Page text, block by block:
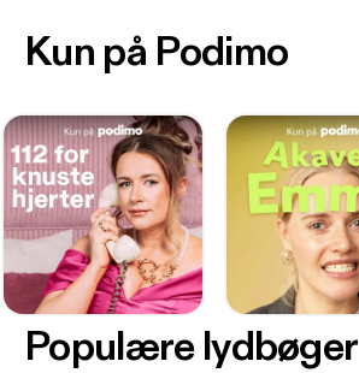
Kun på Podimo
Populære lydbøger